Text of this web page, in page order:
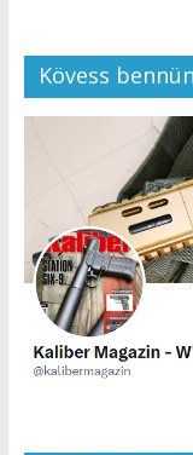
Kövess